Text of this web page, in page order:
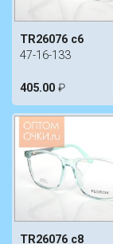
TR26076 c6
47-16-133
405.00 ₽
TR26076 c8